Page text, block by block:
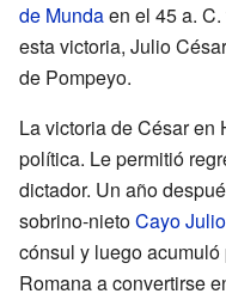
de Mundaen el 45 a.
esta victoria, Julio
de Pompeyo.
La victoria de César en
política. Le permitió
dictador. Un año
sobrino-nietoCayo
cónsul y luego
Romana a convertirse